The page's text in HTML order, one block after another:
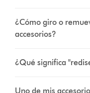
¿Cómo giro o
accesorios?
¿Qué significa
Uno de mis